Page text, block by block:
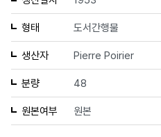
형태 도서간행물
생산자 Pierre Poirier
분량 48
원본여부 원본